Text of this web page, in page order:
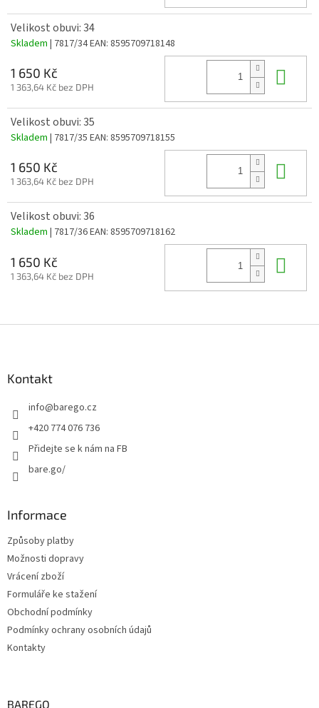
Velikost obuvi: 34
Skladem | 7817/34EAN: 8595709718148
1 650 Kč
1 363,64 Kč bez DPH
Velikost obuvi: 35
Skladem | 7817/35 EAN: 8595709718155
1 650 Kč
1 363,64 Kč bez DPH
Velikost obuvi: 36
Skladem | 7817/36EAN: 8595709718162
1 650 Kč
1 363,64 Kč bez DPH
Kontakt
info@barego.cz
+420 774 076 736
Přidejte se k nám na FB
bare.go/
Informace
Způsoby platby
Možnosti dopravy
Vrácení zboží
Formuláře ke stažení
Obchodní podmínky
Podmínky ochrany osobních údajů
Kontakty
BAREGO